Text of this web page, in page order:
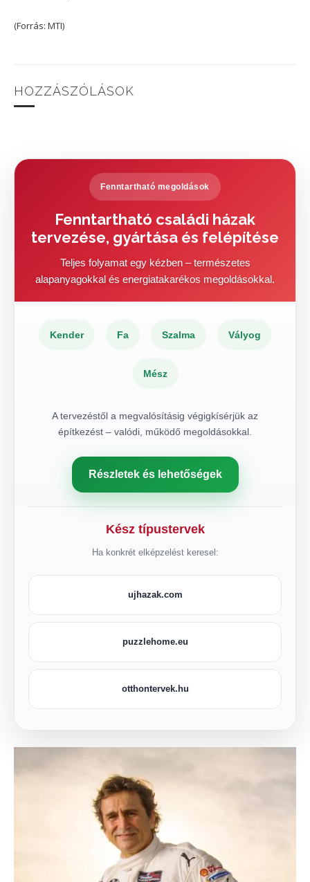
(Forrás: MTI)
HOZZÁSZÓLÁSOK
Fenntartható megoldások
Fenntartható családi házak
tervezése, gyártása és felépítése
Teljes folyamat egy kézben – természetes
alapanyagokkal és energiatakarékos megoldásokkal.
Kender Fa Szalma Vályog
Mész
A tervezéstől a megvalósításig végigkísérjük az
építkezést – valódi, működő megoldásokkal.
Részletek és lehetőségek
Kész típustervek
Ha konkrét elképzelést keresel:
ujhazak.com
puzzlehome.eu
otthontervek.hu